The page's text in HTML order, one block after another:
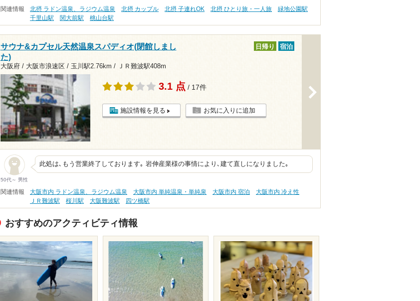
関連情報 北摂 ラドン温泉、ラジウム温泉 北摂 カップル 北摂 子連れOK 北摂 ひとり旅・一人旅
緑地公園駅
千里山駅
関大前駅 桃山台駅
サウナ&カプセル天然温泉スパディオ(閉館しまし
た)
大阪府 / 大阪市浪速区 / 玉川駅2.76km / ＪＲ難波駅408m
日帰り 宿泊
3.1 点 / 17件
施設情報を見る お気に入りに追加
50代～ 男性
此処は､もう営業終了しております｡ 岩伸産業様の事情により､建て直しになりました｡
関連情報 大阪市内 ラドン温泉、ラジウム温泉 大阪市内 単純温泉・単純泉 大阪市内 宿泊
大阪市内 冷え性
ＪＲ難波駅
桜川駅 大阪難波駅 四ツ橋駅
おすすめのアクティビティ情報